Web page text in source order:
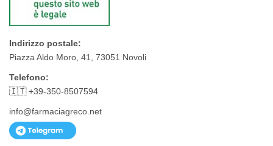
Indirizzo postale:
Piazza Aldo Moro, 41, 73051 Novoli
Telefono:
🇮🇹 +39-350-8507594
info@farmaciagreco.net